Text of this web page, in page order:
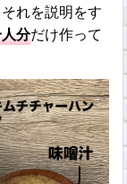
れを説明をす
分だけ作って